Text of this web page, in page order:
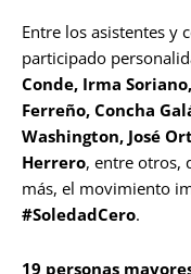
Entre los asistentes y
participado
Conde, Irma
Ferreño, Concha
Washington, José
Herrero, entre otros,
más, el movimiento
#SoledadCero.
19 personas